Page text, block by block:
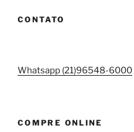
CONTATO
Whatsapp (21)96548-6000
COMPRE ONLINE